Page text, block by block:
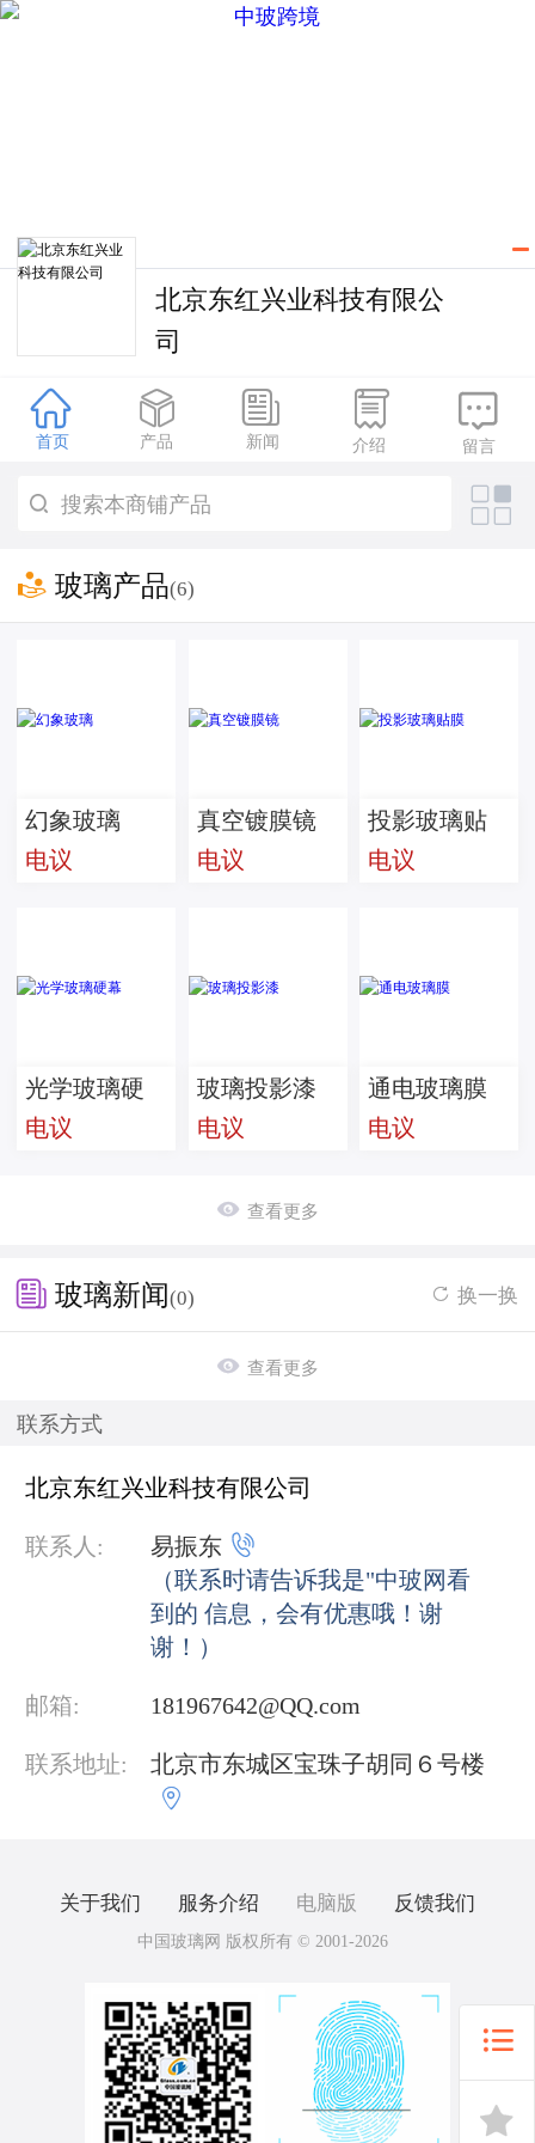
北京东红兴业科技有限公
司

首页

产品

新闻

介绍

留言

 玻璃产品(6)
幻象玻璃
电议
真空镀膜镜
电议
投影玻璃贴
膜
电议
光学玻璃硬
幕
电议
玻璃投影漆
电议
通电玻璃膜
电议
 查看更多
 换一换
 玻璃新闻(0)
 查看更多
联系方式
北京东红兴业科技有限公司
联系人: 易振东 
（联系时请告诉我是"中玻网看
到的 信息，会有优惠哦！谢
谢！）
邮箱: 181967642@QQ.com
联系地址: 北京市东城区宝珠子胡同６号楼

关于我们 服务介绍 电脑版 反馈我们
中国玻璃网 版权所有 © 2001-2026

